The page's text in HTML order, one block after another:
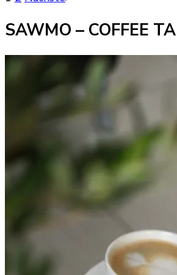
der
Beiträge
SAWMO – COFFEE